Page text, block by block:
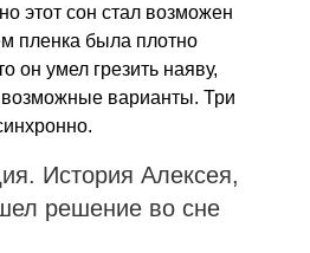
этот сон стал возможен
пленка была плотно
он умел грезить наяву,
возможные варианты. Три
История Алексея,
решение во сне